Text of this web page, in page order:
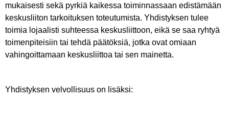
mukaisesti sekä pyrkiä kaikessa toiminnassaan edistämään
keskusliiton tarkoituksen toteutumista. Yhdistyksen tulee
toimia lojaalisti suhteessa keskusliittoon, eikä se saa ryhtyä
toimenpiteisiin tai tehdä päätöksiä, jotka ovat omiaan
vahingoittamaan keskusliittoa tai sen mainetta.
Yhdistyksen velvollisuus on lisäksi: